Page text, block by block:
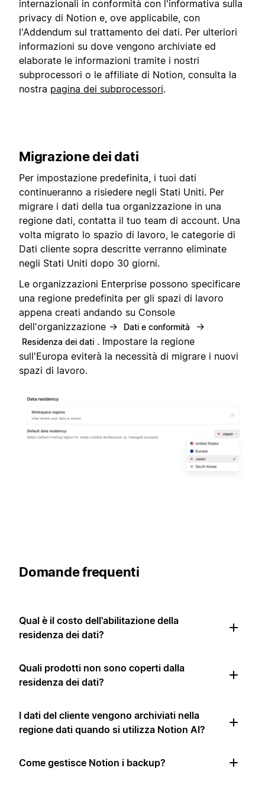
internazionali in conformità con l'informativa sulla
privacy di Notion e, ove applicabile, con
l'Addendum sul trattamento dei dati. Per ulteriori
informazioni su dove vengono archiviate ed
elaborate le informazioni tramite i nostri
subprocessori o le affiliate di Notion, consulta la
nostra pagina dei subprocessori.
Migrazione dei dati
Per impostazione predefinita, i tuoi dati
continueranno a risiedere negli Stati Uniti. Per
migrare i dati della tua organizzazione in una
regione dati, contatta il tuo team di account. Una
volta migrato lo spazio di lavoro, le categorie di
Dati cliente sopra descritte verranno eliminate
negli Stati Uniti dopo 30 giorni.
Le organizzazioni Enterprise possono specificare
una regione predefinita per gli spazi di lavoro
appena creati andando su Console
dell'organizzazione →
Dati e conformità →
Residenza dei dati . Impostare la regione
sull'Europa eviterà la necessità di migrare i nuovi
spazi di lavoro.
Domande frequenti
Qual è il costo dell'abilitazione della
residenza dei dati?
Quali prodotti non sono coperti dalla
residenza dei dati?
I dati del cliente vengono archiviati nella
regione dati quando si utilizza Notion AI?
Come gestisce Notion i backup?